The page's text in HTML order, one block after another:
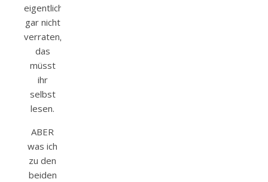
eigentlich
gar nicht
verraten,
das
müsst
ihr
selbst
lesen.
ABER
was ich
zu den
beiden